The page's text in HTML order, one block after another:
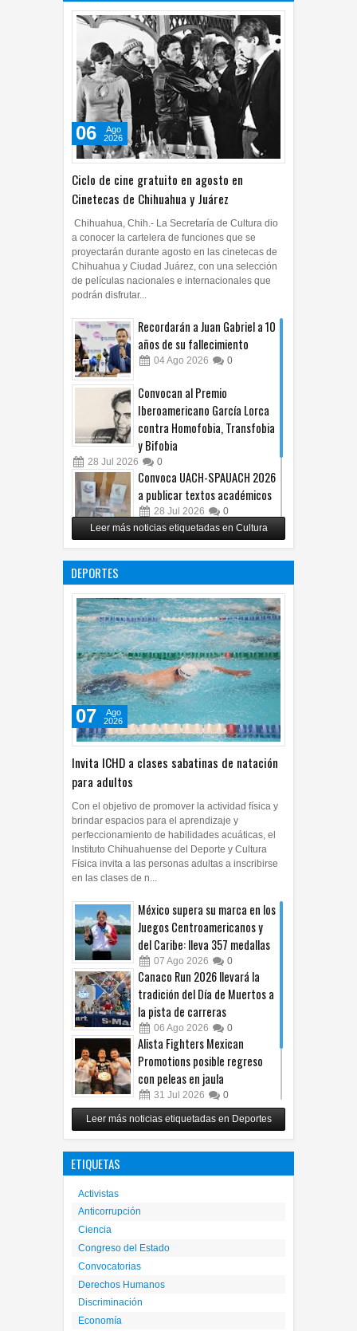
Ciclo de cine gratuito en agosto en
Cinetecas de Chihuahua y Juárez
06
Ago
2026
Chihuahua, Chih.- La Secretaría de Cultura dio
a conocer la cartelera de funciones que se
proyectarán durante agosto en las cinetecas de
Chihuahua y Ciudad Juárez, con una selección
de películas nacionales e internacionales que
podrán disfrutar...
Recordarán a Juan Gabriel a 10
años de su fallecimiento
04Ago 2026 0
Convocan al Premio
Iberoamericano García Lorca
contra Homofobia, Transfobia
y Bifobia
28 Jul 2026 0
Convoca UACH-SPAUACH 2026
a publicar textos académicos
28 Jul 2026 0
Copian proyecto pictórico del
exalcalde Juan Blanco
Leer más noticias etiquetadas en Cultura
DEPORTES
Invita ICHD a clases sabatinas de natación
para adultos
07
Ago
2026
Con el objetivo de promover la actividad física y
brindar espacios para el aprendizaje y
perfeccionamiento de habilidades acuáticas, el
Instituto Chihuahuense del Deporte y Cultura
Física invita a las personas adultas a inscribirse
en las clases de n...
México supera su marca en los
Juegos Centroamericanos y
del Caribe: lleva 357 medallas
07 Ago 2026 0
Canaco Run 2026 llevará la
tradición del Día de Muertos a
la pista de carreras
06 Ago 2026 0
Alista Fighters Mexican
Promotions posible regreso
con peleas en jaula
31 Jul 2026 0
Reunirá Box de Barrios a
peleadores de nueve
Leer más noticias etiquetadas en Deportes
ETIQUETAS
Activistas
Anticorrupción
Ciencia
Congreso del Estado
Convocatorias
Derechos Humanos
Discriminación
Economía